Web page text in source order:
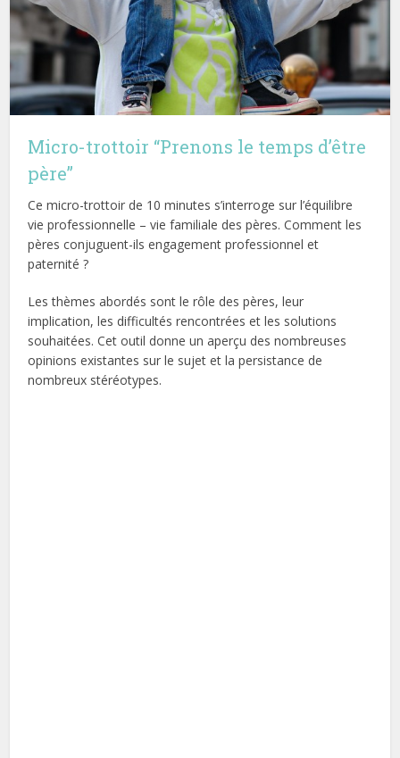
Micro-trottoir “Prenons le temps d’être
père”
Ce micro-trottoir de 10 minutes s’interroge sur l’équilibre
vie professionnelle – vie familiale des pères. Comment les
pères conjuguent-ils engagement professionnel et
paternité ?
Les thèmes abordés sont le rôle des pères, leur
implication, les difficultés rencontrées et les solutions
souhaitées. Cet outil donne un aperçu des nombreuses
opinions existantes sur le sujet et la persistance de
nombreux stéréotypes.